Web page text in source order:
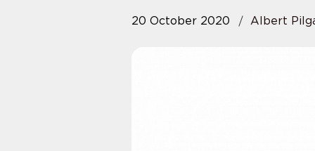
20 October 2020 Albert